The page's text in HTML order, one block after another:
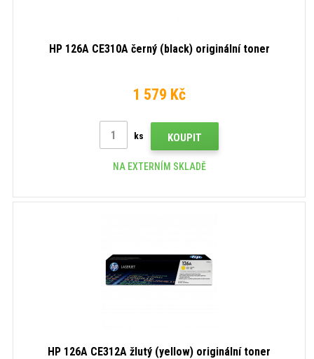
HP 126A CE310A černý (black) originální toner
1 579 Kč
ks KOUPIT
NA EXTERNÍM SKLADĚ
HP 126A CE312A žlutý (yellow) originální toner